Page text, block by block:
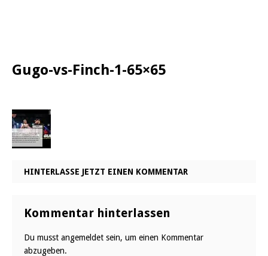
Gugo-vs-Finch-1-65×65
HINTERLASSE JETZT EINEN KOMMENTAR
Kommentar hinterlassen
Du musst angemeldet sein, um einen Kommentar
abzugeben.